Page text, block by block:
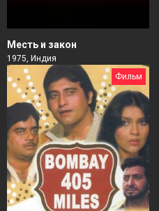
Месть и закон
1975, Индия
Фильм